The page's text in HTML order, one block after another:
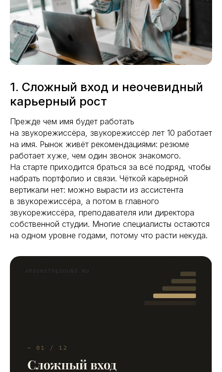
1. Сложный вход и неочевидный
карьерный рост
Прежде чем имя будет работать
на звукорежиссёра, звукорежиссёр лет 10 работает
на имя. Рынок живёт рекомендациями: резюме
работает хуже, чем один звонок знакомого.
На старте приходится браться за всё подряд, чтобы
набрать портфолио и связи. Чёткой карьерной
вертикали нет: можно вырасти из ассистента
в звукорежиссёра, а потом в главного
звукорежиссёра, преподавателя или директора
собственной студии. Многие специалисты остаются
на одном уровне годами, потому что расти некуда.